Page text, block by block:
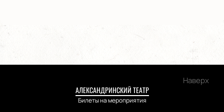
Наверх
АЛЕКСАНДРИНСКИЙ ТЕАТР
Билеты на мероприятия